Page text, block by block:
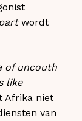
wordt
of uncouth
like
Afrika niet
van